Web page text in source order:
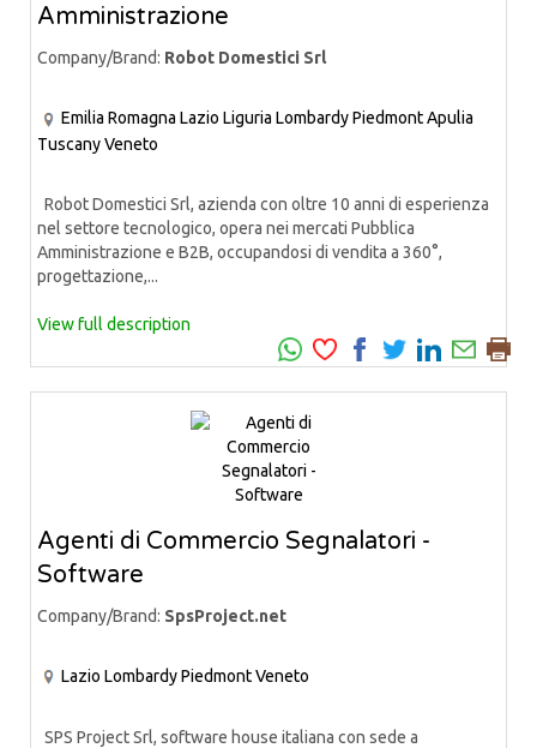
Amministrazione
Company/Brand: Robot Domestici Srl
Emilia Romagna Lazio Liguria LombardyPiedmontApulia
TuscanyVeneto
Robot Domestici Srl, azienda con oltre 10 anni di esperienza
nel settore tecnologico, opera nei mercati Pubblica
Amministrazione e B2B, occupandosi di vendita a 360°,
progettazione,...
View full description
Agenti di Commercio Segnalatori -
Software
Company/Brand: SpsProject.net
Lazio LombardyPiedmontVeneto
SPS Project Srl, software house italiana con sede a